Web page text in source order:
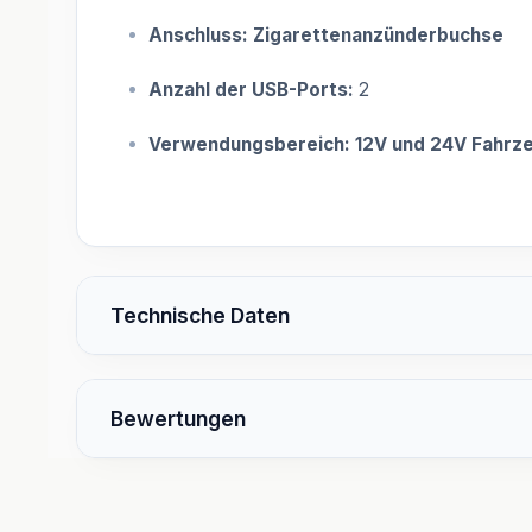
Anschluss: Zigarettenanzünderbuchse
Anzahl der USB-Ports: 2
Verwendungsbereich: 12V und 24V
Technische Daten
Bewertungen